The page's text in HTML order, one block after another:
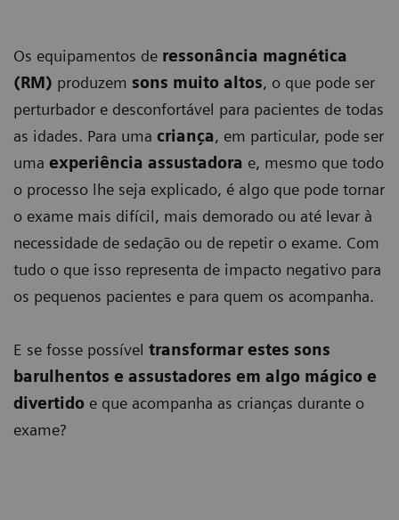
Os equipamentos de ressonância magnética
(RM) produzem sons muito altos, o que pode ser
perturbador e desconfortável para pacientes de todas
as idades. Para uma criança, em particular, pode ser
uma experiência assustadora e, mesmo que todo
o processo lhe seja explicado, é algo que pode tornar
o exame mais difícil, mais demorado ou até levar à
necessidade de sedação ou de repetir o exame. Com
tudo o que isso representa de impacto negativo para
os pequenos pacientes e para quem os acompanha.
E se fosse possível transformar estes sons
barulhentos e assustadores em algo mágico e
divertido e que acompanha as crianças durante o
exame?